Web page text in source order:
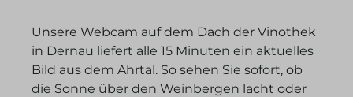
Unsere Webcam auf dem Dach der Vinothek
in Dernau liefert alle 15 Minuten ein aktuelles
Bild aus dem Ahrtal. So sehen Sie sofort, ob
die Sonne über den Weinbergen lacht oder